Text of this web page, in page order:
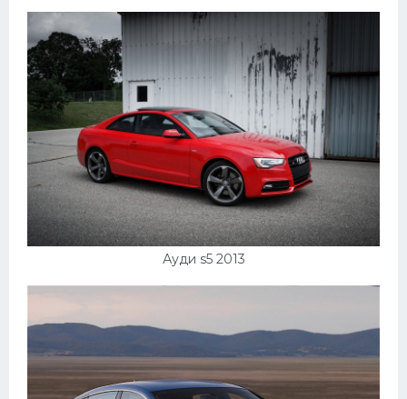
Ауди s5 2013